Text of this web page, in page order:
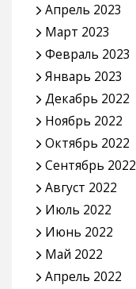
Апрель 2023
Март 2023
Февраль 2023
Январь 2023
Декабрь 2022
Ноябрь 2022
Октябрь 2022
Сентябрь 2022
Август 2022
Июль 2022
Июнь 2022
Май 2022
Апрель 2022